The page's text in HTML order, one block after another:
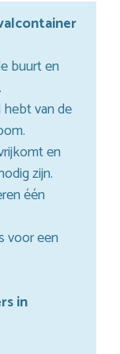
buurt en
van de
en
zijn.
één
voor een
in